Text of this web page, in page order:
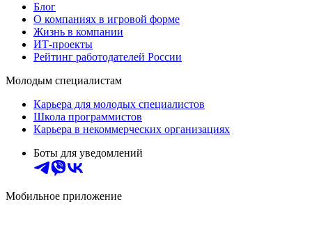
Блог
О компаниях в игровой форме
Жизнь в компании
ИТ-проекты
Рейтинг работодателей России
Молодым специалистам
Карьера для молодых специалистов
Школа программистов
Карьера в некоммерческих организациях
Боты для уведомлений
Мобильное приложение